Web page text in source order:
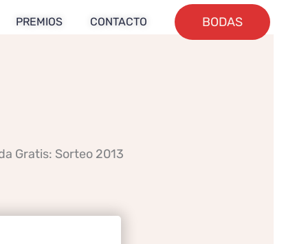
PREMIOS CONTACTO BODAS
Gratis: Sorteo 2013